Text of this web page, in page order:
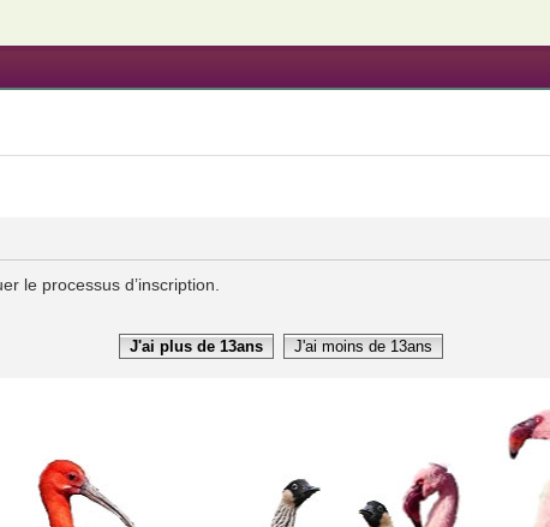
le processus d’inscription.
J'ai plus de 13ans J'ai moins de 13ans